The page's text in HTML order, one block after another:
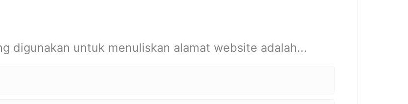
digunakan untuk menuliskan alamat website adalah...